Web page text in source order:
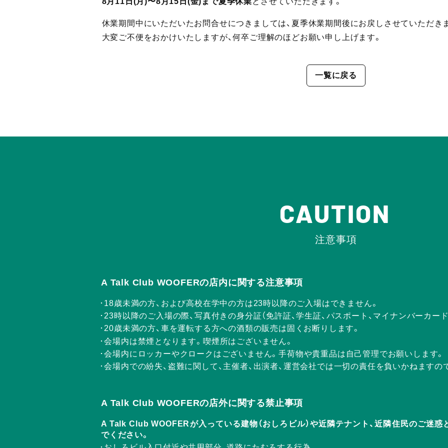
休業期間中にいただいたお問合せにつきましては、夏季休業期間後にお戻しさせていただき
大変ご不便をおかけいたしますが、何卒ご理解のほどお願い申し上げます。
一覧に戻る
CAUTION
注意事項
A Talk Club WOOFERの店内に関する注意事項
18歳未満の方、および高校在学中の方は23時以降のご入場はできません。
23時以降のご入場の際、写真付きの身分証（免許証、学生証、パスポート、マイナンバーカー
20歳未満の方、車を運転する方への酒類の販売は固くお断りします。
会場内は禁煙となります。喫煙所はございません。
会場内にロッカーやクロークはございません。手荷物や貴重品は自己管理でお願いします。
会場内での紛失、盗難に関して、主催者、出演者、運営会社では一切の責任を負いかねますの
A Talk Club WOOFERの店外に関する禁止事項
A Talk Club WOOFERが入っている建物（おしろビル）や近隣テナント、近隣住民のご迷
でください。